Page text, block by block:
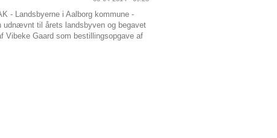
- Landsbyerne i Aalborg kommune -
udnævnt til årets landsbyven og begavet
Gaard som bestillingsopgave af